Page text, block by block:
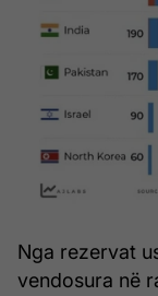
Nga rezervat
vendosura në